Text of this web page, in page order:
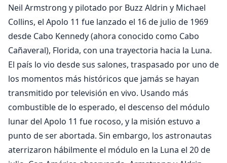
Neil Armstrong y pilotado por Buzz Aldrin y Michael
Collins, el Apolo 11 fue lanzado el 16 de julio de 1969
desde Cabo Kennedy (ahora conocido como Cabo
Cañaveral), Florida, con una trayectoria hacia la Luna.
El país lo vio desde sus salones, traspasado por uno de
los momentos más históricos que jamás se hayan
transmitido por televisión en vivo. Usando más
combustible de lo esperado, el descenso del módulo
lunar del Apolo 11 fue rocoso, y la misión estuvo a
punto de ser abortada. Sin embargo, los astronautas
aterrizaron hábilmente el módulo en la Luna el 20 de